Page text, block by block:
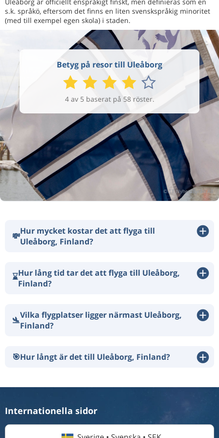
s.k. språkö, eftersom det finns en liten svenskspråkig minoritet
(med till exempel egen skola) i staden.
Betyg på resor till Uleåborg
4 av 5 baserat på 58 röster.
💸Hur mycket kostar det att flyga till
Uleåborg, Finland?
⌛Hur lång tid tar det att flyga till Uleåborg,
Finland?
🛬Vilka flygplatser ligger närmast Uleåborg,
Finland?
🎯Hur långt är det till Uleåborg, Finland?
Internationella sidor